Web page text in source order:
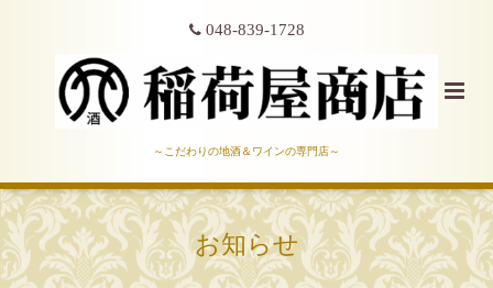
048-839-1728
～こだわりの地酒＆ワインの専門店～
お知らせ